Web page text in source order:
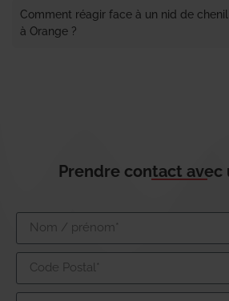
Comment réagir face à un nid de
à Orange ?
Prendre contact avec